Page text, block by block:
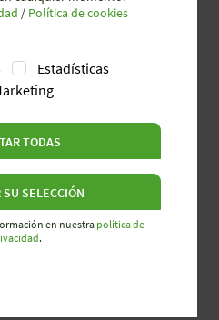
Enchufable
/ Política de cookies
Estadísticas
TODAS
SU SELECCIÓN
en nuestra política de
.